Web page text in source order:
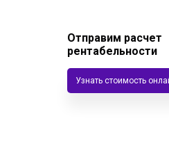
Отправим расчет
рентабельности
Узнать стоимость